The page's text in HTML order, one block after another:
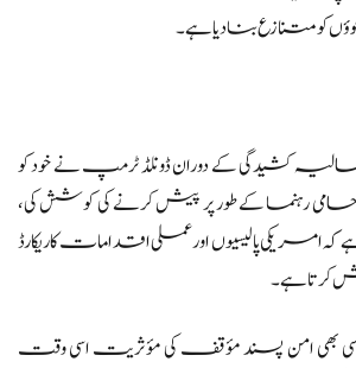
کو متنازع بنا دیا ہے۔
کشیدگی کے دوران ڈونلڈ ٹرمپ نے خود کو
رہنما کے طور پر پیش کرنے کی کوشش کی،
امریکی پالیسیوں اور عملی اقدامات کا ریکارڈ
کرتا ہے۔
بھی امن پسند مؤقف کی مؤثریت اسی وقت